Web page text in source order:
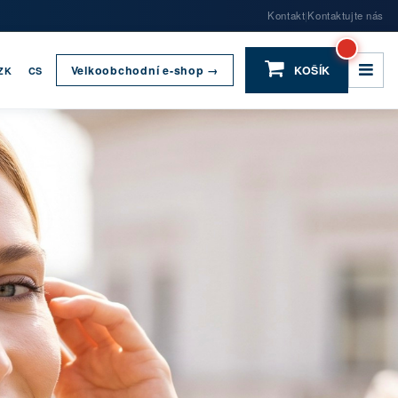
Kontakt|Kontaktujte nás
CS Velkoobchodní e-shop → KOŠÍK